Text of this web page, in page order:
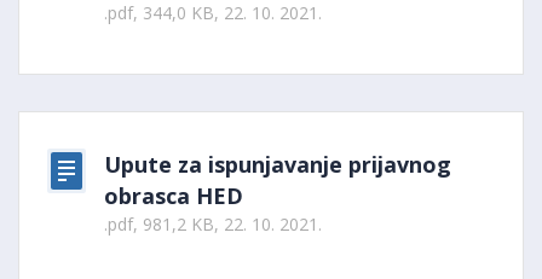
.pdf, 344,0 KB, 22. 10. 2021.
Upute za ispunjavanje prijavnog
obrasca HED
.pdf, 981,2 KB, 22. 10. 2021.